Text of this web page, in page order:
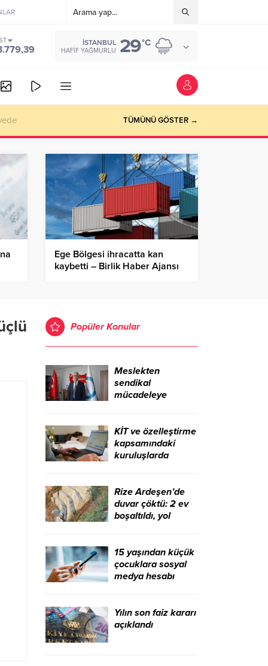
İSTANBUL
HAFIF YAĞMURLU 29°C
TÜMÜNÜ GÖSTER →
Ege Bölgesi ihracatta kan
kaybetti – Birlik Haber Ajansı
Popüler Konular
Meslekten
sendikal
mücadeleye
Birlik Haber Ajansı
KİT ve özelleştirme
kapsamındaki
kuruluşlarda
Ajansı
Rize Ardeşen’de
duvar çöktü: 2 ev
boşaltıldı, yol
15 yaşından küçük
çocuklara sosyal
medya hesabı
Ajansı
Yılın son faiz kararı
açıklandı